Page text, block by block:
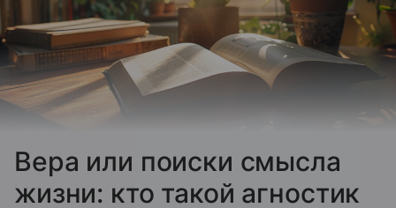
Вера или поиски смысла
жизни: кто такой агностик